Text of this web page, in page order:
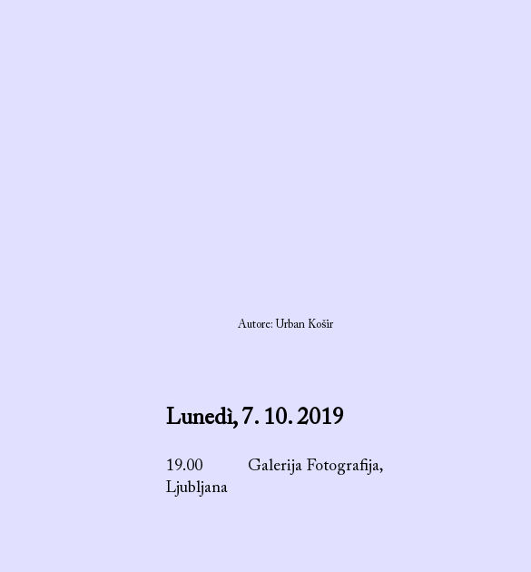
Autore: Urban Košir
Lunedì, 7. 10. 2019
19.00 Galerija Fotografija,
Ljubljana